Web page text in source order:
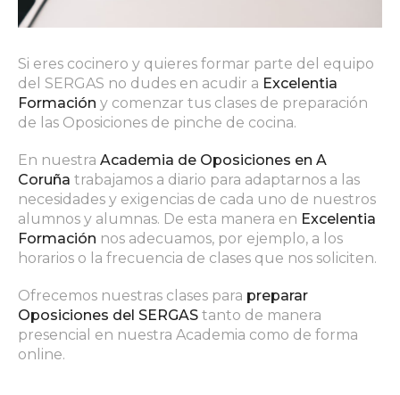
Si eres cocinero y quieres formar parte del equipo
del SERGAS no dudes en acudir a Excelentia
Formación y comenzar tus clases de preparación
de las Oposiciones de pinche de cocina.
En nuestra Academia de Oposiciones en A
Coruña trabajamos a diario para adaptarnos a las
necesidades y exigencias de cada uno de nuestros
alumnos y alumnas. De esta manera en Excelentia
Formación nos adecuamos, por ejemplo, a los
horarios o la frecuencia de clases que nos soliciten.
Ofrecemos nuestras clases para preparar
Oposiciones del SERGAS tanto de manera
presencial en nuestra Academia como de forma
online.